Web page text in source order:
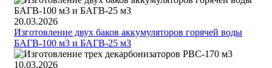
20.03.2026
Изготовление двух баков аккумуляторов горячей воды
БАГВ-100 м3 и БАГВ-25 м3
10.03.2026